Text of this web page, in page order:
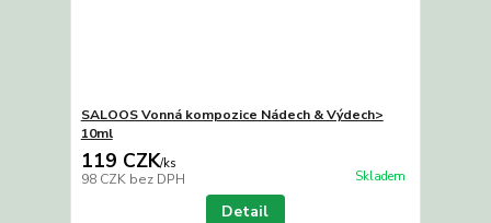
SALOOS Vonná kompozice Nádech & Výdech>
10ml
119 CZK/ks
98 CZK bez DPH Skladem
Detail